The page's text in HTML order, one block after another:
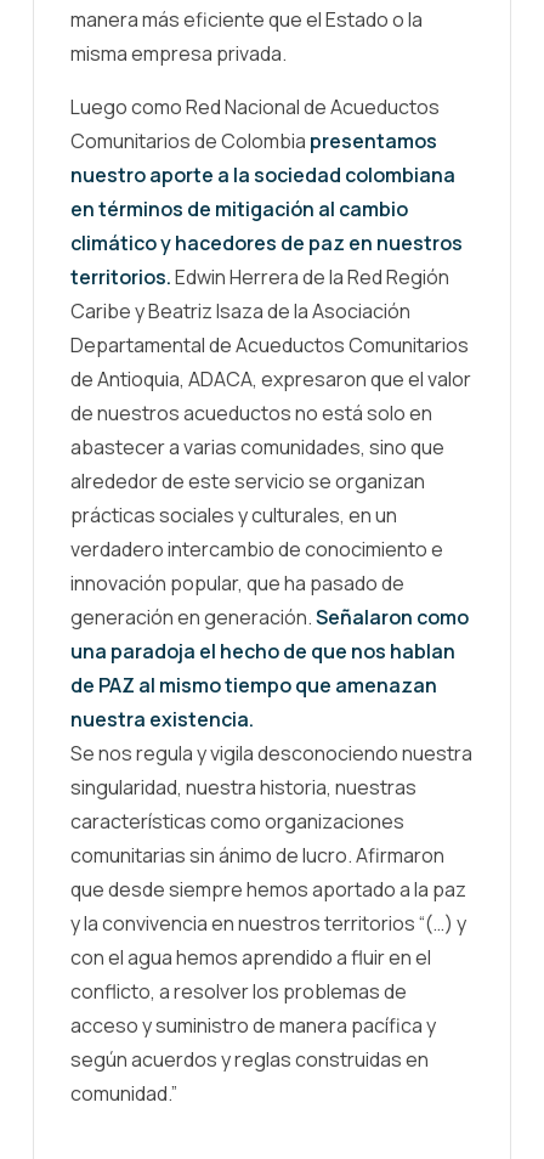
manera más eficiente que el Estado o la
misma empresa privada.
Luego como Red Nacional de Acueductos
Comunitarios de Colombia presentamos
nuestro aporte a la sociedad colombiana
en términos de mitigación al cambio
climático y hacedores de paz en nuestros
territorios.Edwin Herrera de la Red Región
Caribe y Beatriz Isaza de la Asociación
Departamental de Acueductos Comunitarios
de Antioquia, ADACA, expresaron que el valor
de nuestros acueductos no está solo en
abastecer a varias comunidades, sino que
alrededor de este servicio se organizan
prácticas sociales y culturales, en un
verdadero intercambio de conocimiento e
innovación popular, que ha pasado de
generación en generación.Señalaron como
una paradoja el hecho de que nos hablan
de PAZ al mismo tiempo que amenazan
nuestra existencia.
Se nos regula y vigila desconociendo nuestra
singularidad, nuestra historia, nuestras
características como organizaciones
comunitarias sin ánimo de lucro. Afirmaron
que desde siempre hemos aportado a la paz
y la convivencia en nuestros territorios “(…) y
con el agua hemos aprendido a fluir en el
conflicto, a resolver los problemas de
acceso y suministro de manera pacífica y
según acuerdos y reglas construidas en
comunidad.”